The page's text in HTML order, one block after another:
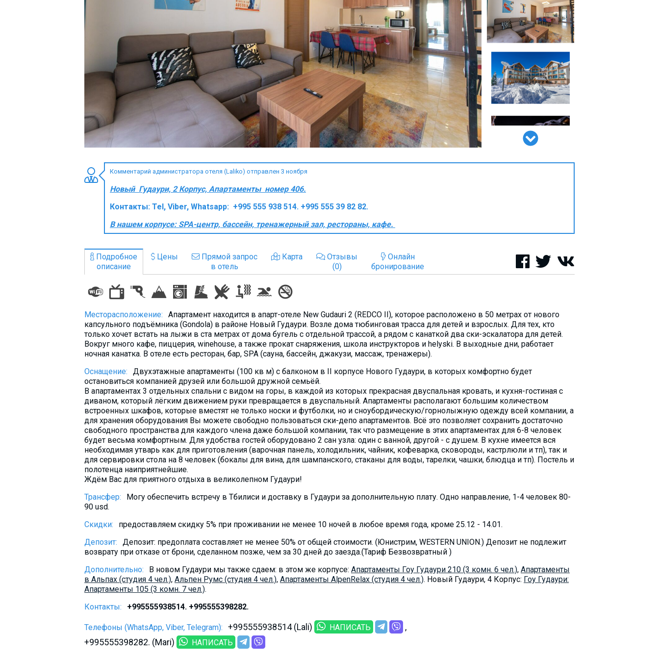
Комментарий администратора отеля (Laliko) отправлен 3 ноября
Новый Гудаури, 2 Корпус, Апартаменты номер 406.
Контакты: Tel, Viber, Whatsapp: +995 555 938 514. +995 555 39 82 82.
В нашем корпусе: SPA-центр, бассейн, тренажерный зал, рестораны, кафе.
Подробное
описание
Цены
Прямой запрос
в отель
Карта
Отзывы
(0)
Онлайн
бронирование
Месторасположение:
Апартамент находится в апарт-отеле New Gudauri 2 (REDCO II), которое расположено в 50 метрах от нового
капсульного подъёмника (Gondola) в районе Новый Гудаури. Возле дома тюбинговая трасса для детей и взрослых. Для тех, кто
только хочет встать на лыжи в ста метрах от дома бугель с отдельной трассой, а рядом с канаткой два ски-эскалатора для детей.
Вокруг много кафе, пиццерия, winehouse, а также прокат снаряжения, школа инструкторов и helyski. В выходные дни, работает
ночная канатка. В отеле есть ресторан, бар, SPA (сауна, бассейн, джакузи, массаж, тренажеры).
Оснащение:
Двухэтажные апартаменты (100 кв м) с балконом в II корпусе Нового Гудаури, в которых комфортно будет
остановиться компанией друзей или большой дружной семьёй.
В апартаментах 3 отдельных спальни с видом на горы, в каждой из которых прекрасная двуспальная кровать, и кухня-гостиная с
диваном, который лёгким движением руки превращается в двуспальный. Апартаменты располагают большим количеством
встроенных шкафов, которые вместят не только носки и футболки, но и сноубордическую/горнолыжную одежду всей компании, а
для хранения оборудования Вы можете свободно пользоваться ски-депо апартаментов. Всё это позволяет сохранить достаточно
свободного пространства для каждого члена даже большой компании, так что размещение в этих апартаментах для 6-8 человек
будет весьма комфортным. Для удобства гостей оборудовано 2 сан узла: один с ванной, другой - с душем. В кухне имеется вся
необходимая утварь как для приготовления (варочная панель, холодильник, чайник, кофеварка, сковороды, кастрлюли и тп), так и
для сервировки стола на 8 человек (бокалы для вина, для шампанского, стаканы для воды, тарелки, чашки, блюдца и тп). Постель и
полотенца наиприятнейшие.
Ждём Вас для приятного отдыха в великолепном Гудаури!
Трансфер:
Могу обеспечить встречу в Тбилиси и доставку в Гудаури за дополнительную плату. Oдно направление, 1-4 человек 80-
90 usd.
Скидки:
предоставляем скидку 5% при проживании не менее 10 ночей в любое время года, кроме 25.12 - 14.01.
Депозит:
Депозит: предоплата составляет не менее 50% от общей стоимости. (Юнистрим, WESTERN UNION.) Депозит не подлежит
возврату при отказе от брони, сделанном позже, чем за 30 дней до заезда.(Тариф Безвозвратный )
Дополнительно:
В новом Гудаури мы также сдаем: в этом же корпусе: Апартаменты Гоу Гудаури 210 (3 комн. 6 чел.), Aпартаменты
в Альпах (студия 4 чел.), Альпен Румс (студия 4 чел.), Апартаменты AlpenRelax (студия 4 чел.). Новый Гудаури, 4 Корпус: Гоу Гудаури:
Апартаменты 105 (3 комн. 7 чел.).
Контакты:
+995555938514. +995555398282.
Телефоны (WhatsApp, Viber, Telegram): +995555938514 (Lali) НАПИСАТЬ
+995555398282. (Mari) НАПИСАТЬ
Горячие предложения
Долгосрочная аренда
Визы и Документы
Мобильная связь